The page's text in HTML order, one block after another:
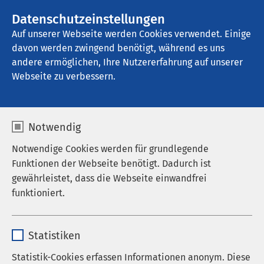
Datenschutzeinstellungen
Auf unserer Webseite werden Cookies verwendet. Einige
davon werden zwingend benötigt, während es uns
andere ermöglichen, Ihre Nutzererfahrung auf unserer
Webseite zu verbessern.
Notwendig
Notwendige Cookies werden für grundlegende
Funktionen der Webseite benötigt. Dadurch ist
gewährleistet, dass die Webseite einwandfrei
funktioniert.
Anbieter sgalinski
Statistiken
Statistik-Cookies erfassen Informationen anonym. Diese
Einrichtung finden
Ort / PLZ
Umkreis: 30 km
50 km